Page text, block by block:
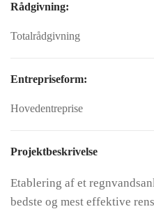
Rådgivning:
Totalrådgivning
Entrepriseform:
Hovedentreprise
Projektbeskrivelse
Etablering af et
bedste og mest effektive